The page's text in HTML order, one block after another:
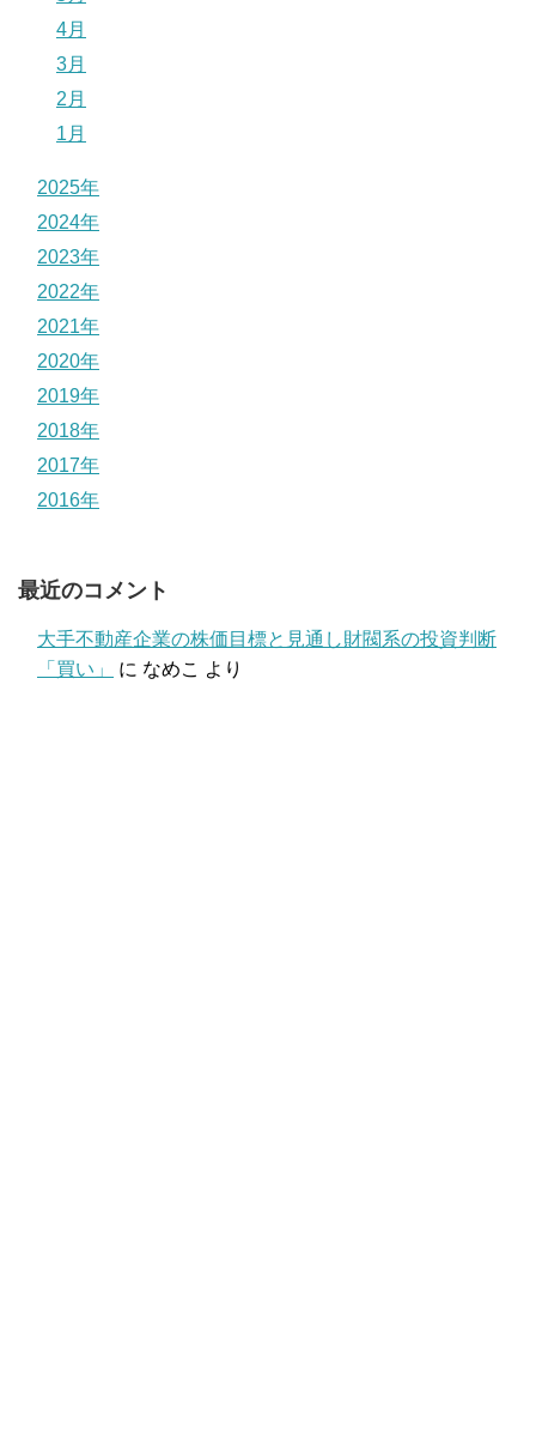
4月
3月
2月
1月
2025年
2024年
2023年
2022年
2021年
2020年
2019年
2018年
2017年
2016年
最近のコメント
大手不動産企業の株価目標と見通し財閥系の投資判断
「買い」
に なめこ より